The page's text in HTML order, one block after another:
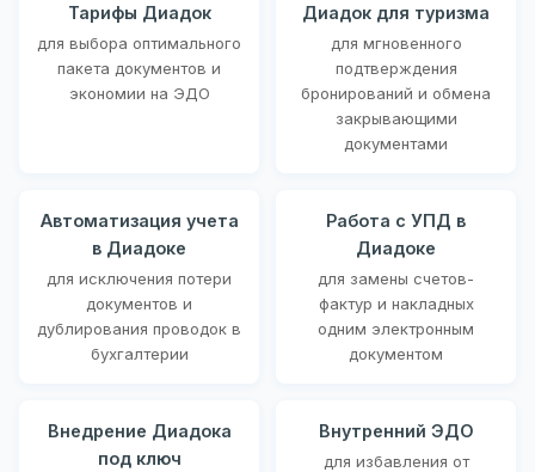
Тарифы Диадок
для выбора оптимального
пакета документов и
экономии на ЭДО
Диадок для туризма
для мгновенного
подтверждения
бронирований и обмена
закрывающими
документами
Автоматизация учета
в Диадоке
для исключения потери
документов и
дублирования проводок в
бухгалтерии
Работа с УПД в
Диадоке
для замены счетов-
фактур и накладных
одним электронным
документом
Внедрение Диадока
под ключ
Внутренний ЭДО
для избавления от